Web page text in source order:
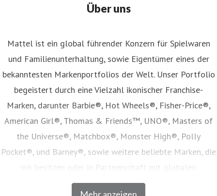
Über uns
Mattel ist ein global führender Konzern für Spielwaren
und Familienunterhaltung, sowie Eigentümer eines der
bekanntesten Markenportfolios der Welt. Unser Portfolio
begeistert durch eine Vielzahl ikonischer Franchise-
Marken, darunter Barbie®, Hot Wheels®, Fisher-Price®,
American Girl®, Thomas & Friends™, UNO®, Masters of
the Universe®, Matchbox®, Monster High®, Polly
Pocket®, und Barney®, sowie weitere beliebte Marken, die
wir besitzen oder in Partnerschaft mit globalen
Unterhaltungsunternehmen lizenzieren. Unser Angebot